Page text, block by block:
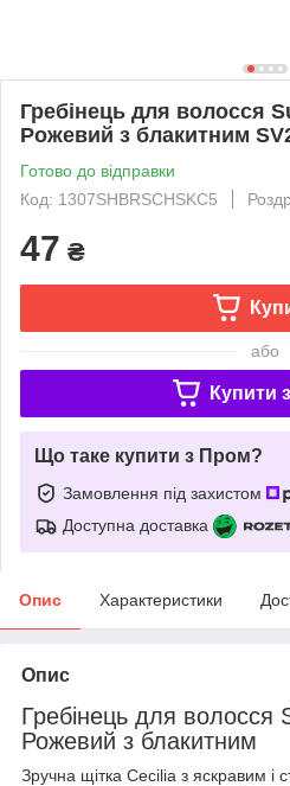
Гребінець для волосся
Рожевий з блакитним
Готово до відправки
Код: 1307SHBRSCHSKC5
47 ₴
або
Купити з
Що таке купити з Пром?
Замовлення під захистом
Доступна доставка
Опис Характеристики
Опис
Гребінець для волосся
Рожевий з блакитним
Зручна щітка Cecilia з яскравим і